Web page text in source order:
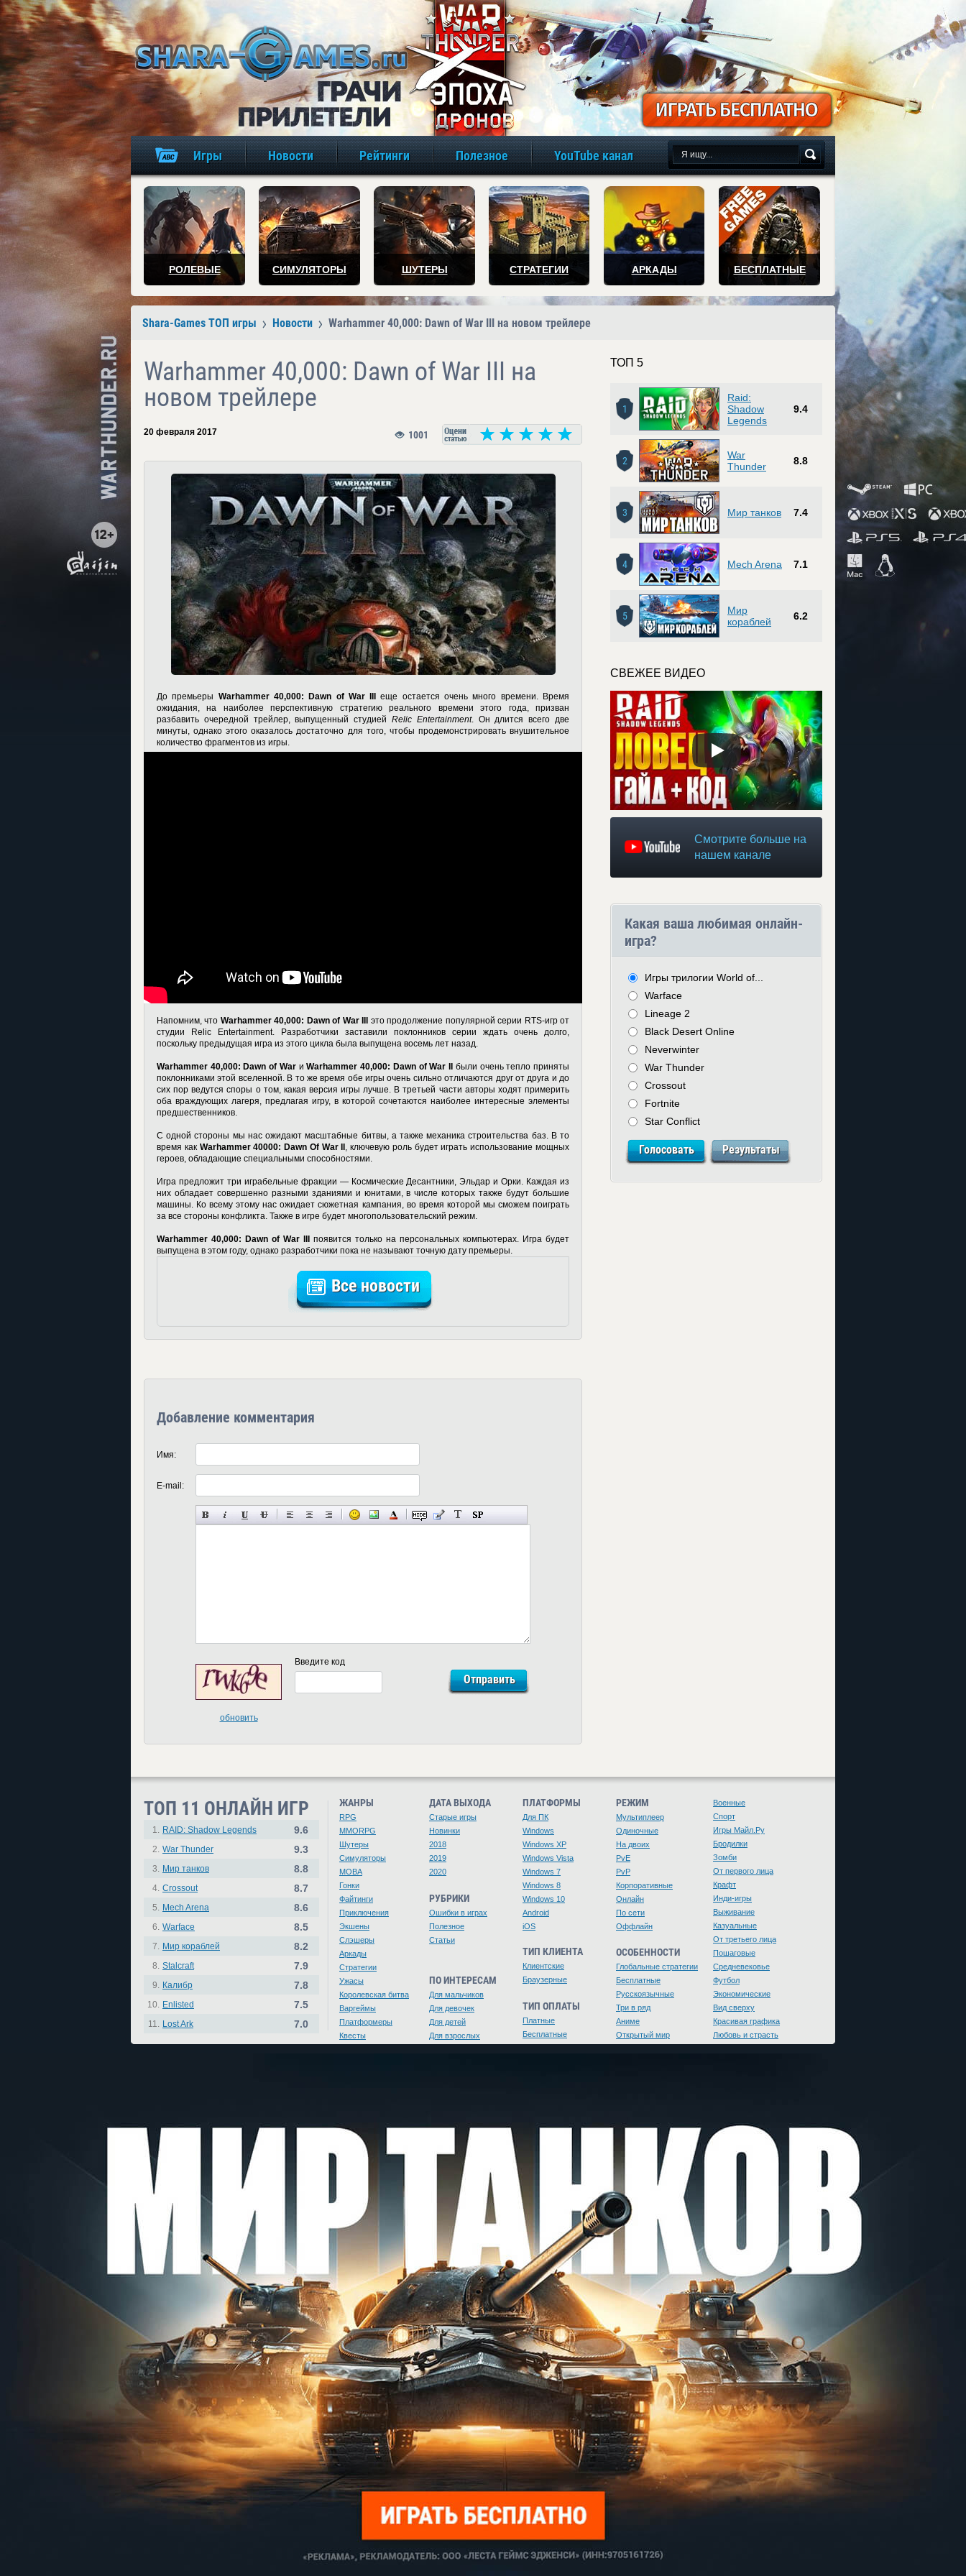
игры онлайн бесплатно
Игры Новости Рейтинги Полезное YouTube канал
РОЛЕВЫЕ СИМУЛЯТОРЫ ШУТЕРЫ СТРАТЕГИИ АРКАДЫ БЕСПЛАТНЫЕ
Shara-Games ТОП игры Новости Warhammer 40,000: Dawn of War III на новом трейлере
Warhammer 40,000: Dawn of War III на
новом трейлере
20 февраля 2017 1001
До премьеры Warhammer 40,000: Dawn of War III
еще остается очень много времени. Время
ожидания, на наиболее перспективную стратегию реального времени этого года, призван
разбавить очередной трейлер, выпущенный студией Relic Entertainment. Он длится всего две
минуты, однако этого оказалось достаточно для того, чтобы продемонстрировать внушительное
количество фрагментов из игры.
Напомним, что Warhammer 40,000: Dawn of War III
это продолжение популярной серии RTS-игр от
студии Relic Entertainment. Разработчики заставили поклонников серии ждать очень долго,
поскольку предыдущая игра из этого цикла была выпущена восемь лет назад.
Warhammer 40,000: Dawn of WarиWarhammer 40,000: Dawn of War II
были очень тепло приняты
поклонниками этой вселенной. В то же время обе игры очень сильно отличаются друг от друга и до
сих пор ведутся споры о том, какая версия игры лучше. В третьей части авторы ходят примерить
оба враждующих лагеря, предлагая игру, в которой сочетаются наиболее интересные элементы
предшественников.
С одной стороны мы нас ожидают масштабные битвы, а также механика строительства баз. В то
время как Warhammer 40000: Dawn Of War II , ключевую роль будет играть использование мощных
героев, обладающие специальными способностями.
Игра предложит три играбельные фракции — Космические Десантники, Эльдар и Орки. Каждая из
них обладает совершенно разными зданиями и юнитами, в числе которых также будут большие
машины. Ко всему этому нас ожидает сюжетная кампания, во время которой мы сможем поиграть
за все стороны конфликта. Также в игре будет многопользовательский режим.
Warhammer 40,000: Dawn of War III
появится только на персональных компьютерах. Игра будет
выпущена в этом году, однако разработчики пока не называют точную дату премьеры.
Все новости
Добавление комментария
Имя:
E-mail:
обновить
Введите код
ТОП 5
1
Raid:
Shadow
Legends
9.4
2
War
Thunder
8.8
3 Мир танков 7.4
4 Mech Arena 7.1
5
Мир
кораблей
6.2
СВЕЖЕЕ ВИДЕО
Смотрите больше на
нашем канале
Какая ваша любимая онлайн-
игра?
Игры трилогии World of...
Warface
Lineage 2
Black Desert Online
Neverwinter
War Thunder
Crossout
Fortnite
Star Conflict
ТОП 11 ОНЛАЙН ИГР
1. RAID: Shadow Legends 9.6
2. War Thunder 9.3
3. Мир танков 8.8
4. Crossout 8.7
5. Mech Arena 8.6
6. Warface 8.5
7. Мир кораблей 8.2
8. Stalcraft 7.9
9. Калибр 7.8
10. Enlisted 7.5
11. Lost Ark 7.0
ЖАНРЫ
RPG
MMORPG
Шутеры
Симуляторы
MOBA
Гонки
Файтинги
Приключения
Экшены
Слэшеры
Аркады
Стратегии
Ужасы
Королевская битва
Варгеймы
Платформеры
Квесты
ДАТА ВЫХОДА
Старые игры
Новинки
2018
2019
2020
РУБРИКИ
Ошибки в играх
Полезное
Статьи
ПО ИНТЕРЕСАМ
Для мальчиков
Для девочек
Для детей
Для взрослых
ПЛАТФОРМЫ
Для ПК
Windows
Windows XP
Windows Vista
Windows 7
Windows 8
Windows 10
Android
iOS
ТИП КЛИЕНТА
Клиентские
Браузерные
ТИП ОПЛАТЫ
Платные
Бесплатные
РЕЖИМ
Мультиплеер
Одиночные
На двоих
PvE
PvP
Корпоративные
Онлайн
По сети
Оффлайн
ОСОБЕННОСТИ
Глобальные стратегии
Бесплатные
Русскоязычные
Три в ряд
Аниме
Открытый мир
Военные
Спорт
Игры Майл.Ру
Бродилки
Зомби
От первого лица
Крафт
Инди-игры
Выживание
Казуальные
От третьего лица
Пошаговые
Средневековье
Футбол
Экономические
Вид сверху
Красивая графика
Любовь и страсть